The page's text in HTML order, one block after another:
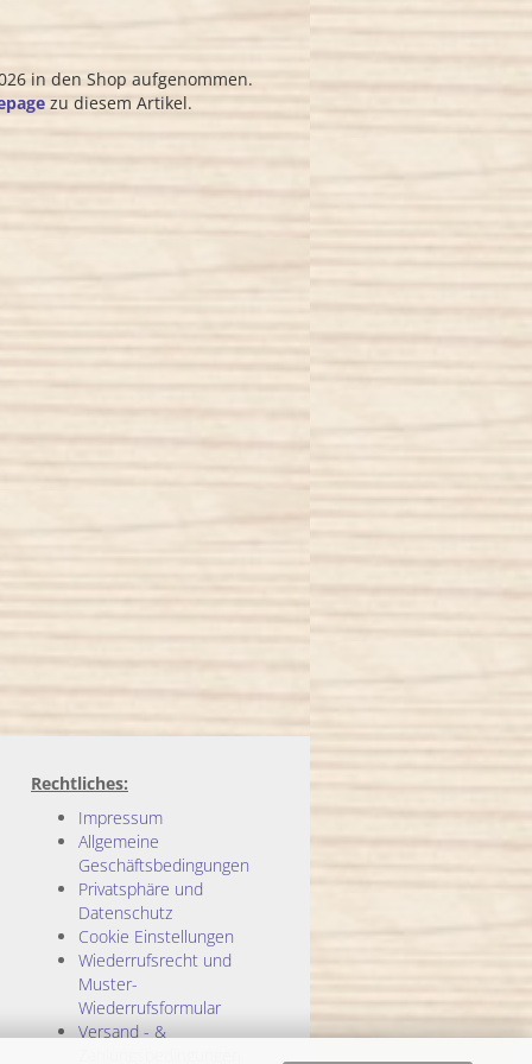
in den Shop aufgenommen.
zu diesem Artikel.
Rechtliches:
Impressum
Allgemeine
Geschäftsbedingungen
Privatsphäre und
Datenschutz
Cookie Einstellungen
Wiederrufsrecht und
Muster-
Wiederrufsformular
Versand - &